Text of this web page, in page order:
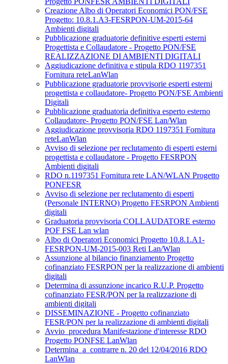
Creazione Albo di Operatori Economici PON/FSE
Progetto: 10.8.1.A3-FESRPON-UM-2015-64
Ambienti digitali
Pubblicazione graduatorie definitive esperti esterni
Progettista e Collaudatore - Progetto PON/FSE
REALIZZAZIONE DI AMBIENTI DIGITALI
Aggiudicazione definitiva e stipula RDO 1197351
Fornitura reteLanWlan
Pubblicazione graduatorie provvisorie esperti esterni
progettista e collaudatore- Progetto PON/FSE Ambienti
Digitali
Pubblicazione graduatoria definitiva esperto esterno
Collaudatore- Progetto PON/FSE Lan/Wlan
Aggiudicazione provvisoria RDO 1197351 Fornitura
reteLanWlan
Avviso di selezione per reclutamento di esperti esterni
progettista e collaudatore - Progetto FESRPON
Ambienti digitali
RDO n.1197351 Fornitura rete LAN/WLAN Progetto
PONFESR
Avviso di selezione per reclutamento di esperti
(Personale INTERNO) Progetto FESRPON Ambienti
digitali
Graduatoria provvisoria COLLAUDATORE esterno
POF FSE Lan wlan
Albo di Operatori Economici Progetto 10.8.1.A1-
FESRPON-UM-2015-003 Reti Lan/Wlan
Assunzione al bilancio finanziamento Progetto
cofinanziato FESRPON per la realizzazione di ambienti
digitali
Determina di assunzione incarico R.U.P. Progetto
cofinanziato FESR/PON per la realizzazione di
ambienti digitali
DISSEMINAZIONE - Progetto cofinanziato
FESR/PON per la realizzazione di ambienti digitali
Avvio_procedura Manifestazione d'interesse RDO
Progetto PONFSE LanWlan
Determina_a_contrarre n. 20 del 12/04/2016 RDO
LanWlan